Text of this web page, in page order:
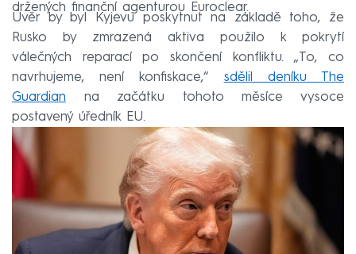
držených finanční agenturou Euroclear.
Úvěr by byl Kyjevu poskytnut na základě toho, že
Rusko by zmrazená aktiva použilo k pokrytí
válečných reparací po skončení konfliktu. „To, co
navrhujeme, není konfiskace,“ sdělil deníku The
Guardian na začátku tohoto měsíce vysoce
postavený úředník EU.